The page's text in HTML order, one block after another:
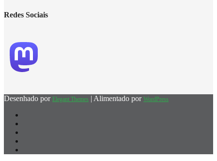
Redes Sociais
Desenhado por Elegant Themes | Alimentado por WordPress